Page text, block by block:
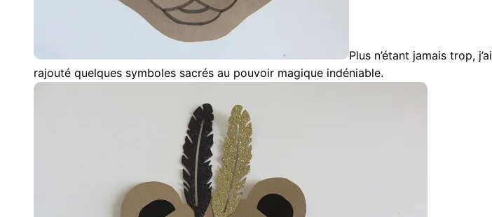
Plus n’étant jamais trop, j’ai
rajouté quelques symboles sacrés au pouvoir magique indéniable.